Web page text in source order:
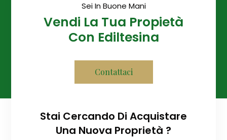
Sei In Buone Mani
Vendi La Tua Propietà
Con Ediltesina
Contattaci
Stai Cercando Di Acquistare
Una Nuova Proprietà ?